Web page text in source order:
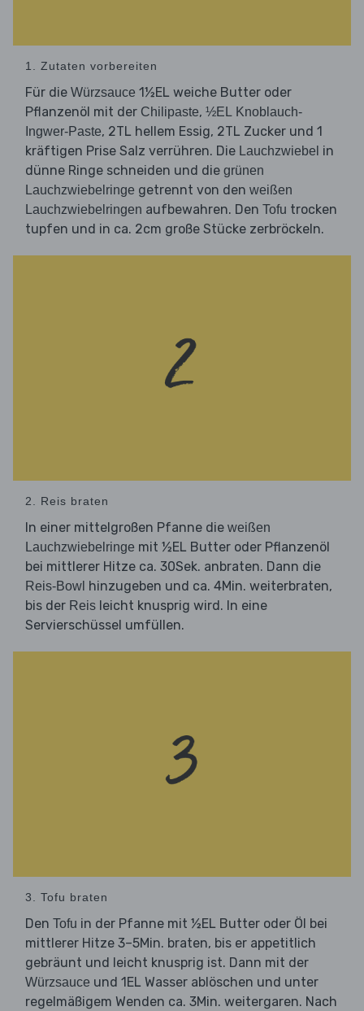
1. Zutaten vorbereiten
Für die Würzsauce 1½EL weiche Butter oder
Pflanzenöl mit der Chilipaste, ½EL Knoblauch-
Ingwer-Paste, 2TL hellem Essig, 2TL Zucker und 1
kräftigen Prise Salz verrühren. Die Lauchzwiebel in
dünne Ringe schneiden und die grünen
Lauchzwiebelringe getrennt von den weißen
Lauchzwiebelringen aufbewahren. Den Tofu trocken
tupfen und in ca. 2cm große Stücke zerbröckeln.
2. Reis braten
In einer mittelgroßen Pfanne die weißen
Lauchzwiebelringe mit ½EL Butter oder Pflanzenöl
bei mittlerer Hitze ca. 30Sek. anbraten. Dann die
Reis-Bowl hinzugeben und ca. 4Min. weiterbraten,
bis der Reis leicht knusprig wird. In eine
Servierschüssel umfüllen.
3. Tofu braten
Den Tofu in der Pfanne mit ½EL Butter oder Öl bei
mittlerer Hitze 3–5Min. braten, bis er appetitlich
gebräunt und leicht knusprig ist. Dann mit der
Würzsauce und 1EL Wasser ablöschen und unter
regelmäßigem Wenden ca. 3Min. weitergaren. Nach